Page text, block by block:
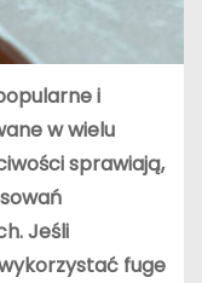
i
w wielu
sprawiają,
Jeśli
fuge